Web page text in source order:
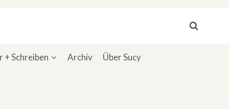
+ Schreiben Archiv Über Sucy